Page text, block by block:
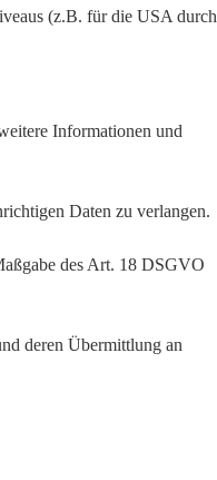
(z.B. für die USA durch
Informationen und
Daten zu verlangen.
des Art. 18 DSGVO
deren Übermittlung an